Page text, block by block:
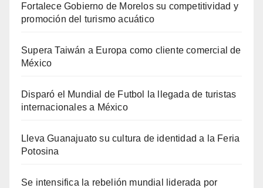
Fortalece Gobierno de Morelos su competitividad y
promoción del turismo acuático
Supera Taiwán a Europa como cliente comercial de
México
Disparó el Mundial de Futbol la llegada de turistas
internacionales a México
Lleva Guanajuato su cultura de identidad a la Feria
Potosina
Se intensifica la rebelión mundial liderada por